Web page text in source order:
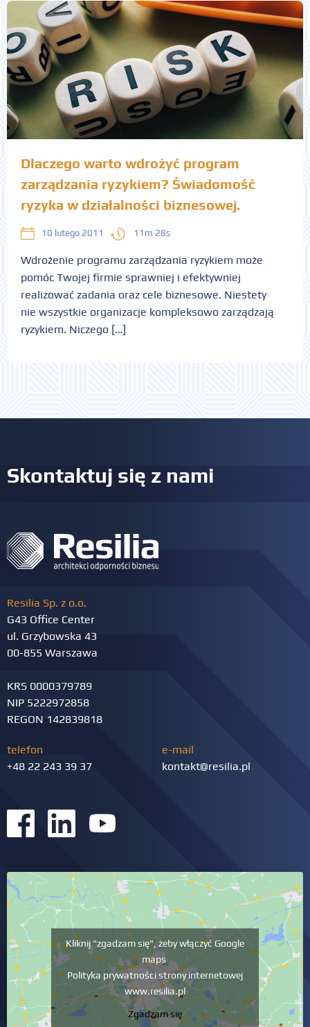
Dlaczego warto wdrożyć program
zarządzania ryzykiem? Świadomość
ryzyka w działalności biznesowej.
10 lutego 2011 11m 28s
Wdrożenie programu zarządzania ryzykiem może
pomóc Twojej firmie sprawniej i efektywniej
realizować zadania oraz cele biznesowe. Niestety
nie wszystkie organizacje kompleksowo zarządzają
ryzykiem. Niczego […]
Skontaktuj się z nami
Resilia Sp. z o.o.
G43 Office Center
ul. Grzybowska 43
00-855 Warszawa
KRS 0000379789
NIP 5222972858
REGON 142839818
telefon
+48 22 243 39 37
e-mail
kontakt@resilia.pl
Kliknij "zgadzam się", żeby włączyć Google
maps
Polityka prywatności strony internetowej
www.resilia.pl
Zgadzam się